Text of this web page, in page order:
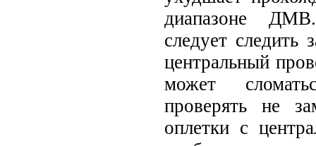
диапазоне
следует следить
центральный
может
проверять не
оплетки с